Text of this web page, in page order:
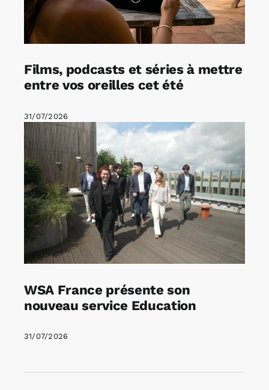
Films, podcasts et séries à mettre
entre vos oreilles cet été
31/07/2026
WSA France présente son
nouveau service Education
31/07/2026